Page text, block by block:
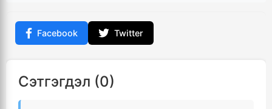
Facebook Twitter
Сэтгэгдэл (0)